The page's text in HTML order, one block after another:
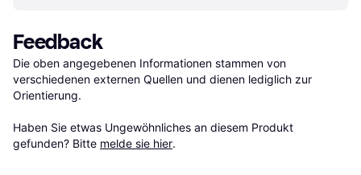
Feedback
Die oben angegebenen Informationen stammen von
verschiedenen externen Quellen und dienen lediglich zur
Orientierung.
Haben Sie etwas Ungewöhnliches an diesem Produkt
gefunden? Bitte melde sie hier.